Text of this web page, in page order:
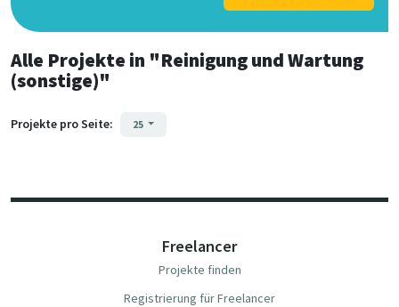
Alle Projekte in "Reinigung und Wartung
(sonstige)"
Projekte pro Seite: 25
Freelancer
Projekte finden
Registrierung für Freelancer